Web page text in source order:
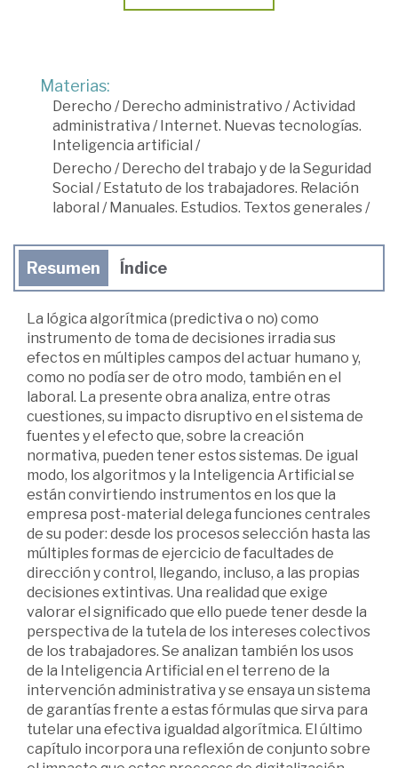
Materias:
Derecho / Derecho administrativo /Actividad
administrativa / Internet. Nuevas tecnologías.
Inteligencia artificial /
Derecho / Derecho del trabajo y de la Seguridad
Social / Estatuto de los trabajadores. Relación
laboral / Manuales. Estudios. Textos generales/
Resumen Índice
La lógica algorítmica (predictiva o no) como
instrumento de toma de decisiones irradia sus
efectos en múltiples campos del actuar humano y,
como no podía ser de otro modo, también en el
laboral. La presente obra analiza, entre otras
cuestiones, su impacto disruptivo en el sistema de
fuentes y el efecto que, sobre la creación
normativa, pueden tener estos sistemas. De igual
modo, los algoritmos y la Inteligencia Artificial se
están convirtiendo instrumentos en los que la
empresa post-material delega funciones centrales
de su poder: desde los procesos selección hasta las
múltiples formas de ejercicio de facultades de
dirección y control, llegando, incluso, a las propias
decisiones extintivas. Una realidad que exige
valorar el significado que ello puede tener desde la
perspectiva de la tutela de los intereses colectivos
de los trabajadores. Se analizan también los usos
de la Inteligencia Artificial en el terreno de la
intervención administrativa y se ensaya un sistema
de garantías frente a estas fórmulas que sirva para
tutelar una efectiva igualdad algorítmica. El último
capítulo incorpora una reflexión de conjunto sobre